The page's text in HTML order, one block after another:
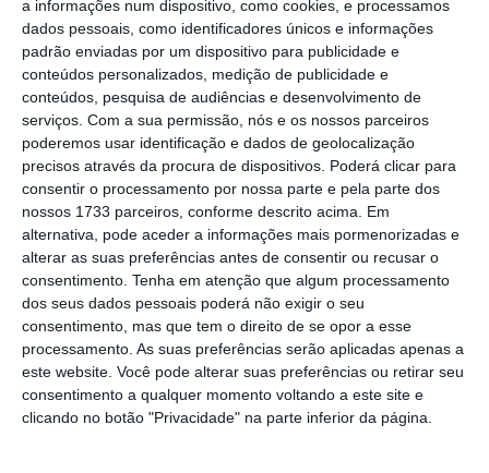
a informações num dispositivo, como cookies, e processamos
dados pessoais, como identificadores únicos e informações
padrão enviadas por um dispositivo para publicidade e
conteúdos personalizados, medição de publicidade e
conteúdos, pesquisa de audiências e desenvolvimento de
serviços. Com a sua permissão, nós e os nossos parceiros
poderemos usar identificação e dados de geolocalização
precisos através da procura de dispositivos. Poderá clicar para
consentir o processamento por nossa parte e pela parte dos
nossos 1733 parceiros, conforme descrito acima. Em
alternativa, pode aceder a informações mais pormenorizadas e
alterar as suas preferências antes de consentir ou recusar o
consentimento. Tenha em atenção que algum processamento
dos seus dados pessoais poderá não exigir o seu
consentimento, mas que tem o direito de se opor a esse
processamento. As suas preferências serão aplicadas apenas a
este website. Você pode alterar suas preferências ou retirar seu
consentimento a qualquer momento voltando a este site e
clicando no botão "Privacidade" na parte inferior da página.
A Qatar Airways afirma que essas 13
aeronaves ficarão em terra até que “uma
solução satisfatória para corrigir
permanentemente [esse problema] esteja
disponível”. Por sua vez, a fabricante disse
estar a pensar na mudança dedesigndessa
malha de proteção para os futuros A350, mas
insiste que essa deterioração não põe em
causa a segurança do avião.
Uma investigação da
, conhecida em
novembro do ano passado, mostrou que,pelo
menos cinco outras companhias aéreas